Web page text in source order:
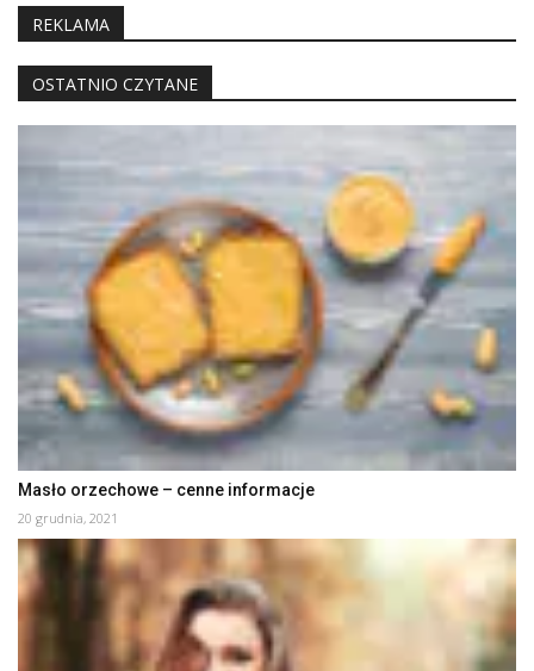
REKLAMA
OSTATNIO CZYTANE
Masło orzechowe – cenne informacje
20 grudnia, 2021